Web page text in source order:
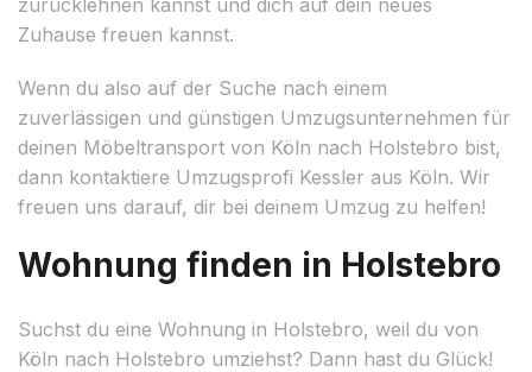
Zuhause freuen kannst.
Wenn du also auf der Suche nach einem
zuverlässigen und günstigen Umzugsunternehmen für
deinen Möbeltransport von Köln nach Holstebro bist,
dann kontaktiere Umzugsprofi Kessler aus Köln. Wir
freuen uns darauf, dir bei deinem Umzug zu helfen!
Wohnung finden in Holstebro
Suchst du eine Wohnung in Holstebro, weil du von
Köln nach Holstebro umziehst? Dann hast du Glück!